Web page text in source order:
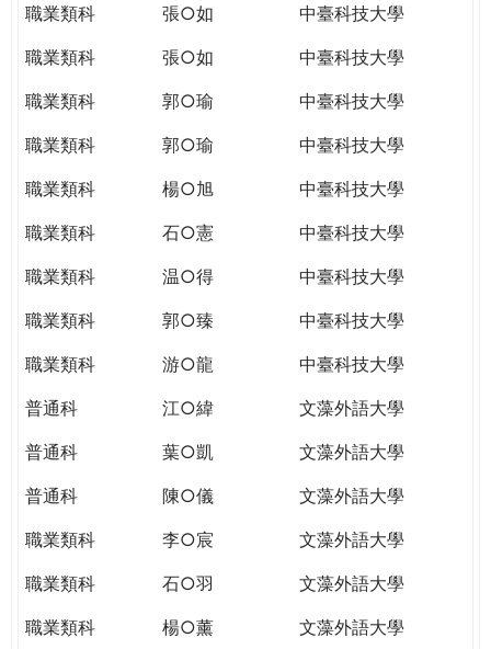
職業類科
張○如
中臺科技大學
職業類科
張○如
中臺科技大學
職業類科
郭○瑜
中臺科技大學
職業類科
郭○瑜
中臺科技大學
職業類科
楊○旭
中臺科技大學
職業類科
石○憲
中臺科技大學
職業類科
温○得
中臺科技大學
職業類科
郭○臻
中臺科技大學
職業類科
游○龍
中臺科技大學
普通科
江○緯
文藻外語大學
普通科
葉○凱
文藻外語大學
普通科
陳○儀
文藻外語大學
職業類科
李○宸
文藻外語大學
職業類科
石○羽
文藻外語大學
職業類科
楊○薰
文藻外語大學